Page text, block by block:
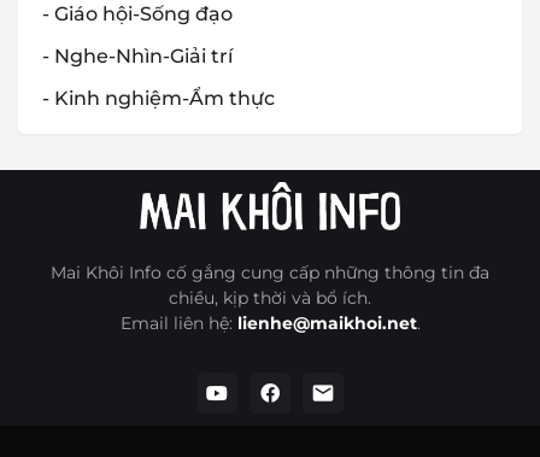
- Giáo hội-Sống đạo
- Nghe-Nhìn-Giải trí
- Kinh nghiệm-Ẩm thực
Mai Khôi Info cố gắng cung cấp những thông tin đa
chiều, kịp thời và bổ ích.
Email liên hệ: lienhe@maikhoi.net.